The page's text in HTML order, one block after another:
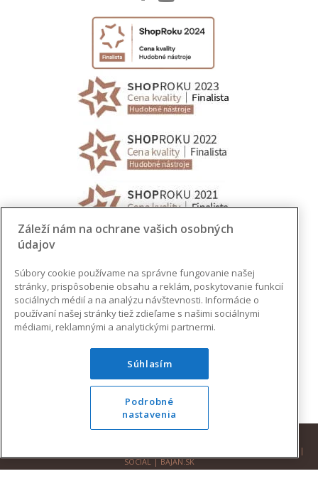
|
SOCIAL|BAJAN.SK
Záleží nám na ochrane vašich osobných
údajov
Súbory cookie používame na správne fungovanie našej
stránky, prispôsobenie obsahu a reklám, poskytovanie funkcií
sociálnych médií a na analýzu návštevnosti. Informácie o
používaní našej stránky tiež zdieľame s našimi sociálnymi
médiami, reklamnými a analytickými partnermi.
Súhlasím
Podrobné
nastavenia